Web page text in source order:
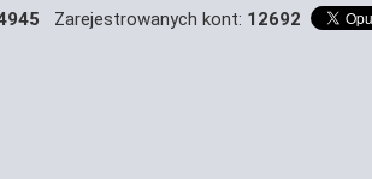
Zarejestrowanych kont: 12692